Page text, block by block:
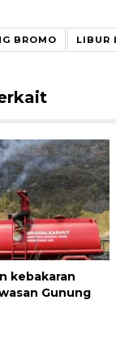
BROMO LIBUR
kebakaran
Gunung